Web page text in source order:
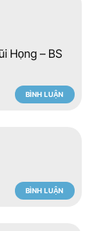
Họng – BS
BÌNH LUẬN
BÌNH LUẬN